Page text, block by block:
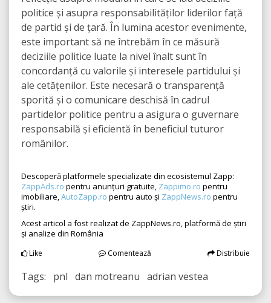
politice și asupra responsabilităților liderilor față
de partid și de țară. În lumina acestor evenimente,
este important să ne întrebăm în ce măsură
deciziile politice luate la nivel înalt sunt în
concordanță cu valorile și interesele partidului și
ale cetățenilor. Este necesară o transparență
sporită și o comunicare deschisă în cadrul
partidelor politice pentru a asigura o guvernare
responsabilă și eficientă în beneficiul tuturor
românilor.
Descoperă platformele specializate din ecosistemul Zapp:
ZappAds.ro pentru anunțuri gratuite, Zappimo.ro pentru
imobiliare,AutoZapp.ro pentru auto și ZappNews.ro pentru
știri.
Acest articol a fost realizat de ZappNews.ro, platformă de știri
și analize din România
Like Comentează Distribuie
Tags: pnl dan motreanu adrian vestea